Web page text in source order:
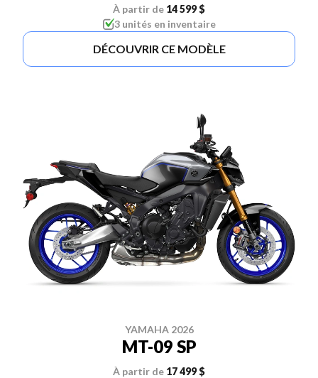
À partir de 14 599 $
3 unités en inventaire
DÉCOUVRIR CE MODÈLE
YAMAHA 2026
MT-09 SP
À partir de 17 499 $